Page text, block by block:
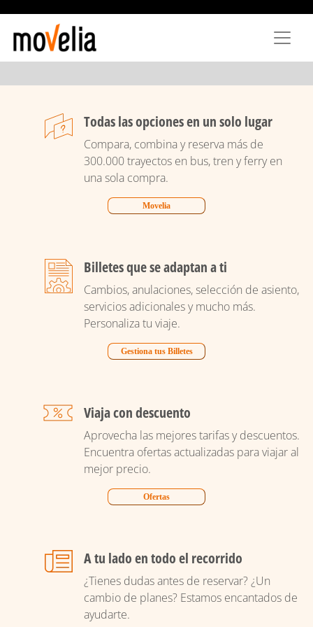
principal
Todas las opciones en un solo lugar
Compara, combina y reserva más de
300.000 trayectos en bus, tren y ferry en
una sola compra.
Movelia
Billetes que se adaptan a ti
Cambios, anulaciones, selección de asiento,
servicios adicionales y mucho más.
Personaliza tu viaje.
Gestiona tus Billetes
Viaja con descuento
Aprovecha las mejores tarifas y descuentos.
Encuentra ofertas actualizadas para viajar al
mejor precio.
Ofertas
A tu lado en todo el recorrido
¿Tienes dudas antes de reservar? ¿Un
cambio de planes? Estamos encantados de
ayudarte.